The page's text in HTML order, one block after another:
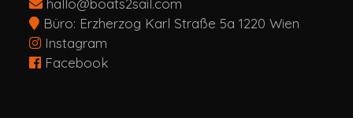
hallo@boats2sail.com
Büro: Erzherzog Karl Straße 5a 1220 Wien
Instagram
Facebook